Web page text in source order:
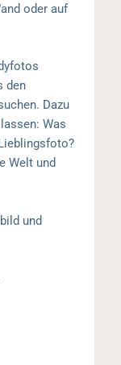
oder auf
den
Dazu
Was
Welt und
und